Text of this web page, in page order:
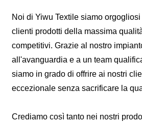
Noi di Yiwu Textile siamo
clienti prodotti della massima
competitivi. Grazie al nostro
all'avanguardia e a un team
siamo in grado di offrire ai nostri
eccezionale senza sacrificare la
Crediamo così tanto nei nostri